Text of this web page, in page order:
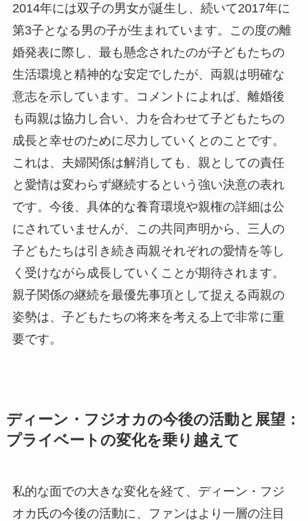
2014年には双子の男女が誕生し、続いて2017年に
第3子となる男の子が生まれています。この度の離
婚発表に際し、最も懸念されたのが子どもたちの
生活環境と精神的な安定でしたが、両親は明確な
意志を示しています。コメントによれば、離婚後
も両親は協力し合い、力を合わせて子どもたちの
成長と幸せのために尽力していくとのことです。
これは、夫婦関係は解消しても、親としての責任
と愛情は変わらず継続するという強い決意の表れ
です。今後、具体的な養育環境や親権の詳細は公
にされていませんが、この共同声明から、三人の
子どもたちは引き続き両親それぞれの愛情を等し
く受けながら成長していくことが期待されます。
親子関係の継続を最優先事項として捉える両親の
姿勢は、子どもたちの将来を考える上で非常に重
要です。
ディーン・フジオカの今後の活動と展望：
プライベートの変化を乗り越えて
私的な面での大きな変化を経て、ディーン・フジ
オカ氏の今後の活動に、ファンはより一層の注目